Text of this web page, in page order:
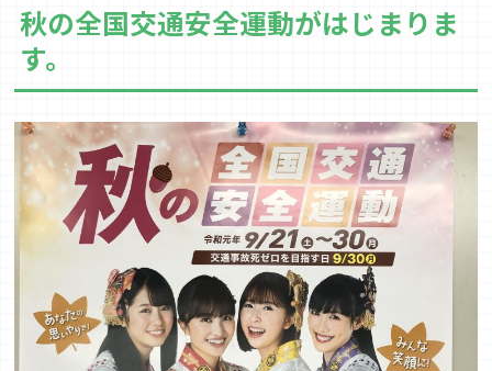
秋の全国交通安全運動がはじまりま
す。